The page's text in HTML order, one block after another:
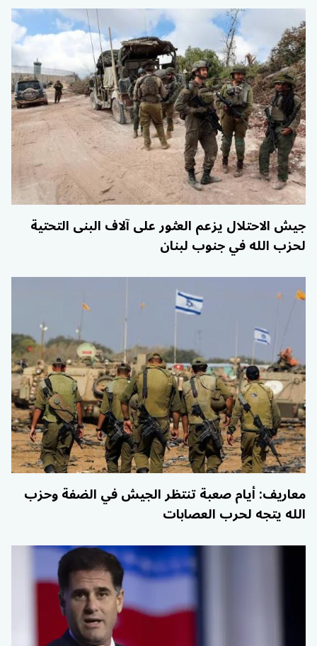
جيش الاحتلال يزعم العثور على آلاف البنى التحتية
لحزب الله في جنوب لبنان
معاريف: أيام صعبة تنتظر الجيش في الضفة وحزب
الله يتجه لحرب العصابات